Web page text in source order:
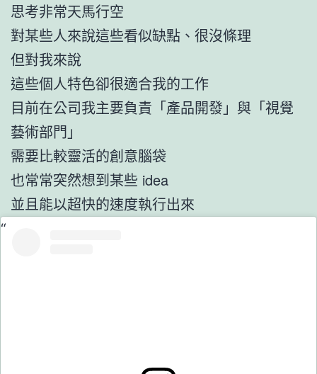
思考非常天馬行空
對某些人來說這些看似缺點、很沒條理
但對我來說
這些個人特色卻很適合我的工作
目前在公司我主要負責「產品開發」與「視覺
藝術部門」
需要比較靈活的創意腦袋
也常常突然想到某些 idea
並且能以超快的速度執行出來